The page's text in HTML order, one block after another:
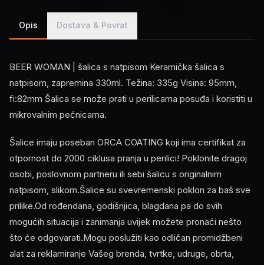
Opis Dostava & Povrat
BEER WOMAN | šalica s natpisom Keramička šalica s
natpisom, zapremina 330ml. Težina: 335g Visina: 95mm,
fi:82mm Šalica se može prati u perilicama posuđa i koristiti u
mikrovalnim pećnicama.
Šalice imaju poseban ORCA COATING koji ima certifikat za
otpornost do 2000 ciklusa pranja u perilici! Poklonite dragoj
osobi, poslovnom partneru ili sebi šalicu s originalnim
natpisom, slikom.Šalice su svevremenski poklon za baš sve
prilike.Od rođendana, godišnjica, blagdana pa do svih
mogućih situacija i zanimanja uvijek možete pronaći nešto
što će odgovarati.Mogu poslužiti kao odličan promidžbeni
alat za reklamiranje Vašeg brenda, tvrtke, udruge, obrta,